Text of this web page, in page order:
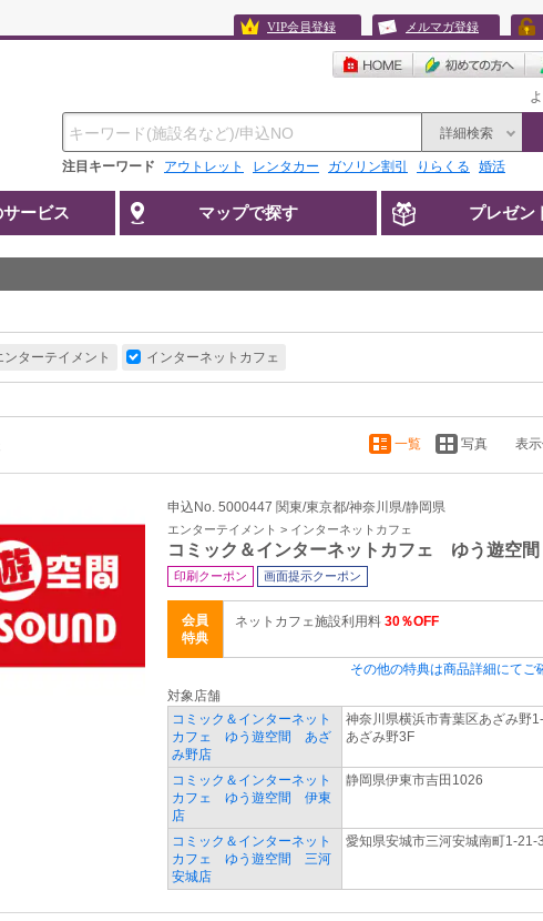
VIP会員登録 メルマガ登録
詳細検索
注目キーワード アウトレット レンタカー ガソリン割引 りらくる 婚活
ービス マップで探す プレゼン
ンターテイメント インターネットカフェ
一覧 写真 表
申込No. 5000447 関東/東京都/神奈川県/静岡県
エンターテイメント > インターネットカフェ
コミック＆インターネットカフェ ゆう遊空間
印刷クーポン 画面提示クーポン
会員
特典
ネットカフェ施設利用料 30％OFF
その他の特典は商品詳細にてご
対象店舗
コミック＆インターネット
カフェ ゆう遊空間 あざ
み野店
神奈川県横浜市青葉区あざみ野
あざみ野3F
コミック＆インターネット
カフェ ゆう遊空間 伊東
店
静岡県伊東市吉田1026
コミック＆インターネット
カフェ ゆう遊空間 三河
安城店
愛知県安城市三河安城南町1-21-3